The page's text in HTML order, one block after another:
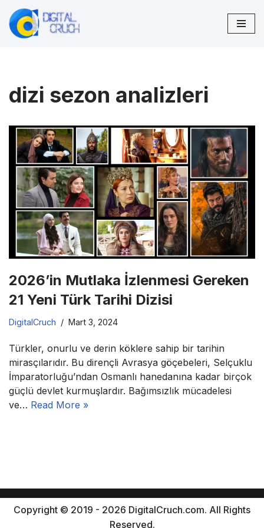
İçeriğe
dizi sezon analizleri
2026’in Mutlaka İzlenmesi Gereken
21 Yeni Türk Tarihi Dizisi
DigitalCruch Mart 3, 2024
Türkler, onurlu ve derin köklere sahip bir tarihin
mirasçılarıdır. Bu dirençli Avrasya göçebeleri, Selçuklu
İmparatorluğu’ndan Osmanlı hanedanına kadar birçok
güçlü devlet kurmuşlardır. Bağımsızlık mücadelesi
ve… Read More »
Copyright © 2019 - 2026 DigitalCruch.com. All Rights
Reserved.